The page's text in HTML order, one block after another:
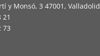
y Monsó, 3 47001, Valladolid
21
73